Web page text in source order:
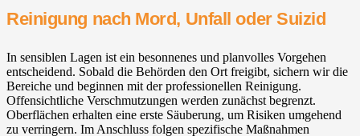
Reinigung nach Mord, Unfall oder Suizid
In sensiblen Lagen ist ein besonnenes und planvolles Vorgehen
entscheidend. Sobald die Behörden den Ort freigibt, sichern wir die
Bereiche und beginnen mit der professionellen Reinigung.
Offensichtliche Verschmutzungen werden zunächst begrenzt.
Oberflächen erhalten eine erste Säuberung, um Risiken umgehend
zu verringern. Im Anschluss folgen spezifische Maßnahmen